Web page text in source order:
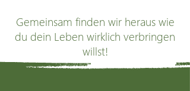
Gemeinsam finden wir heraus wie
du dein Leben wirklich verbringen
willst!